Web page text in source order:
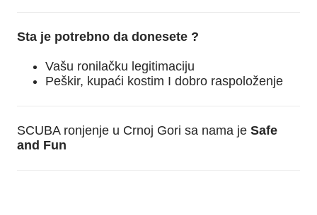
Sta je potrebno da donesete ?
Vašu ronilačku legitimaciju
Peškir, kupaći kostim I dobro raspoloženje
SCUBA ronjenje u Crnoj Gori sa nama je Safe
and Fun